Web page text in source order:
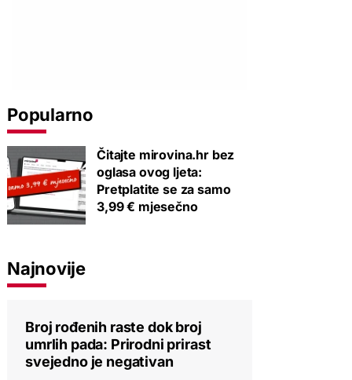
Popularno
Čitajte mirovina.hr bez
oglasa ovog ljeta:
Pretplatite se za samo
3,99 € mjesečno
Najnovije
Broj rođenih raste dok broj
umrlih pada: Prirodni prirast
svejedno je negativan